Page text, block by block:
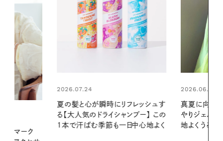
2026.06.01
真夏に向けて、ハーブが香るひん
やりジェルと出合う。暑い季節に心
地よくうるおう、軽やかなボディケ
2026.06.01
暑い夏のナイ
える夜の爽